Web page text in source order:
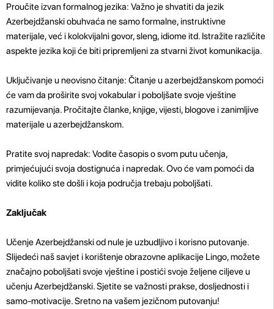
Proučite izvan formalnog jezika: Važno je shvatiti da jezik
Azerbejdžanski obuhvaća ne samo formalne, instruktivne
materijale, već i kolokvijalni govor, sleng, idiome itd. Istražite različite
aspekte jezika koji će biti pripremljeni za stvarni život komunikacija.
Uključivanje u neovisno čitanje: Čitanje u azerbejdžanskom pomoći
će vam da proširite svoj vokabular i poboljšate svoje vještine
razumijevanja. Pročitajte članke, knjige, vijesti, blogove i zanimljive
materijale u azerbejdžanskom.
Pratite svoj napredak: Vodite časopis o svom putu učenja,
primjećujući svoja dostignuća i napredak. Ovo će vam pomoći da
vidite koliko ste došli i koja područja trebaju poboljšati.
Zaključak
Učenje Azerbejdžanski od nule je uzbudljivo i korisno putovanje.
Slijedeći naš savjet i korištenje obrazovne aplikacije Lingo, možete
značajno poboljšati svoje vještine i postići svoje željene ciljeve u
učenju Azerbejdžanski. Sjetite se važnosti prakse, dosljednosti i
samo-motivacije. Sretno na vašem jezičnom putovanju!